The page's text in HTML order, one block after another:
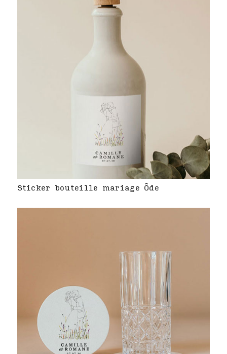
Sticker bouteille mariage Ôde